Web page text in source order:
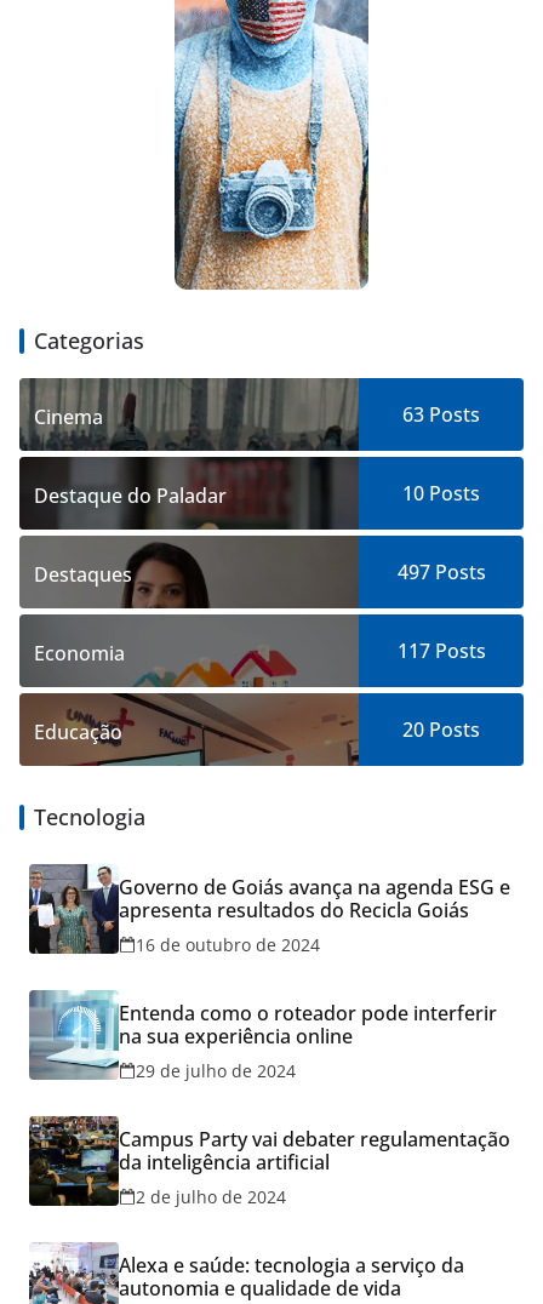
Categorias
Cinema 63 Posts
Destaque do Paladar 10 Posts
Destaques 497Posts
Economia 117Posts
Educação 20 Posts
Tecnologia
Governo de Goiás avança na agenda ESG e
apresenta resultados do Recicla Goiás
16 de outubro de 2024
Entenda como o roteador pode interferir
na sua experiência online
29 de julho de 2024
Campus Party vai debater regulamentação
da inteligência artificial
2 de julho de 2024
Alexa e saúde: tecnologia a serviço da
autonomia e qualidade de vida